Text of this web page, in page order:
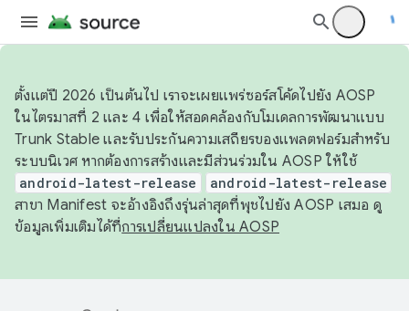
ตั้งแต่ปี 2026 เป็นต้นไป เราจะเผยแพร่ซอร์สโค้ดไปยัง AOSP
ในไตรมาสที่ 2 และ 4 เพื่อให้สอดคล้องกับโมเดลการพัฒนาแบบ
Trunk Stable และรับประกันความเสถียรของแพลตฟอร์มสำหรับ
ระบบนิเวศ หากต้องการสร้างและมีส่วนร่วมใน AOSP ให้ใช้
android-latest-release android-latest-release
สาขา Manifest จะอ้างอิงถึงรุ่นล่าสุดที่พุชไปยัง AOSP เสมอ ดู
ข้อมูลเพิ่มเติมได้ที่การเปลี่ยนแปลงใน AOSP